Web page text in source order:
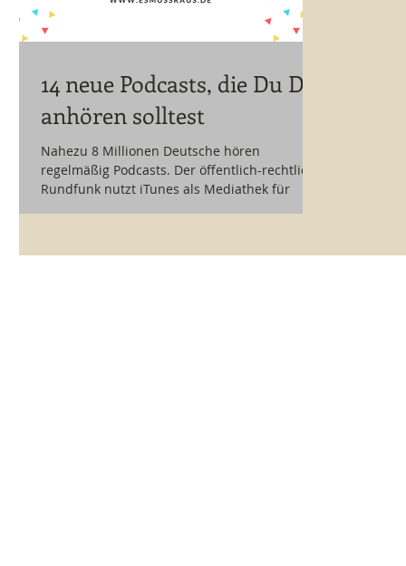
14 neue Podcasts, die Du Dir
anhören solltest
Nahezu 8 Millionen Deutsche hören
regelmäßig Podcasts. Der öffentlich-rechtliche
Rundfunk nutzt iTunes als Mediathek für